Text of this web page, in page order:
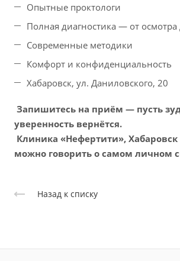
Опытные проктологи
Полная диагностика — от осмотра
Современные методики
Комфорт и конфиденциальность
Хабаровск, ул. Даниловского, 20
Запишитесь на приём — пусть
уверенность вернётся.
Клиника «Нефертити»,
можно говорить о самом личном
Назад к списку